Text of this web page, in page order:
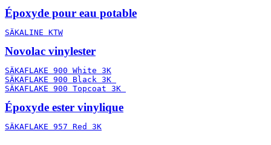
Époxyde pour eau potable
SÄKALINE KTW
Novolac vinylester
SÄKAFLAKE 900 White 3K
SÄKAFLAKE 900 Black 3K
SÄKAFLAKE 900 Topcoat 3K
Époxyde ester vinylique
SÄKAFLAKE 957 Red 3K